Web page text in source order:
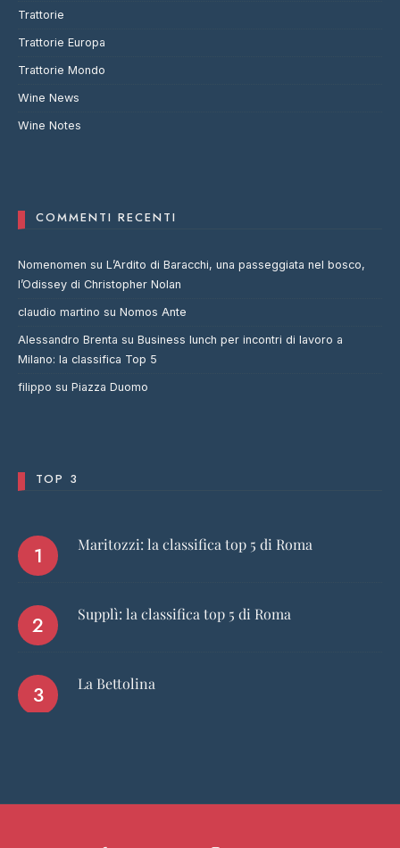
Trattorie
Trattorie Europa
Trattorie Mondo
Wine News
Wine Notes
COMMENTI RECENTI
Nomenomen su L’Ardito di Baracchi, una passeggiata nel bosco,
l’Odissey di Christopher Nolan
claudio martino su Nomos Ante
Alessandro Brenta su Business lunch per incontri di lavoro a
Milano: la classifica Top 5
filippo su Piazza Duomo
TOP 3
Maritozzi: la classifica top 5 di Roma
Supplì: la classifica top 5 di Roma
La Bettolina